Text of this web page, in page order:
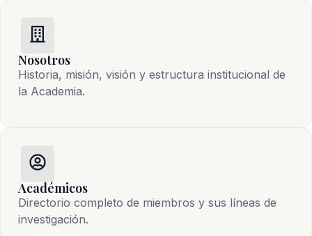
Nosotros
Historia, misión, visión y estructura institucional de
la Academia.
Académicos
Directorio completo de miembros y sus líneas de
investigación.